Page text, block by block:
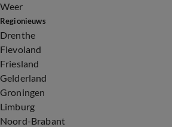
Weer
Regionieuws
Drenthe
Flevoland
Friesland
Gelderland
Groningen
Limburg
Noord-Brabant